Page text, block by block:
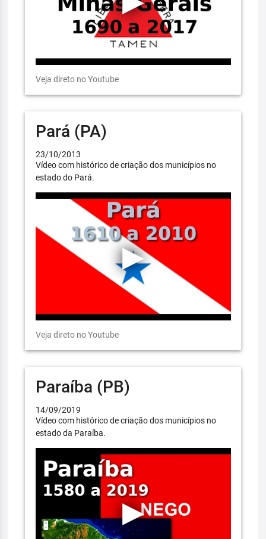
Veja direto no Youtube
Pará (PA)
23/10/2013
Vídeo com histórico de criação dos municípios no
estado do Pará.
Veja direto no Youtube
Paraíba (PB)
14/09/2019
Vídeo com histórico de criação dos municípios no
estado da Paraíba.